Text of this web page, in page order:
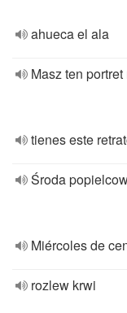
ahueca el ala
Masz ten
tienes este
Środa
Miércoles de
rozlew krwi